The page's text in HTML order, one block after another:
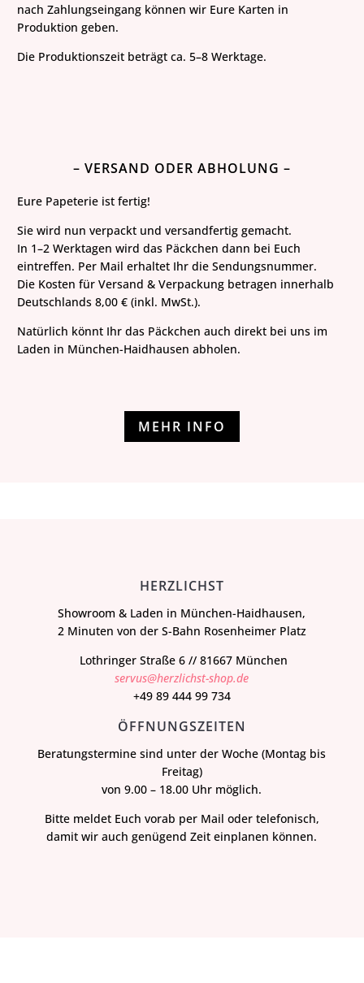
nach Zahlungseingang können wir Eure Karten in
Produktion geben.
Die Produktionszeit beträgt ca. 5–8 Werktage.
– VERSAND ODER ABHOLUNG –
Eure Papeterie ist fertig!
Sie wird nun verpackt und versandfertig gemacht.
In 1–2 Werktagen wird das Päckchen dann bei Euch
eintreffen. Per Mail erhaltet Ihr die Sendungsnummer.
Die Kosten für Versand & Verpackung betragen innerhalb
Deutschlands 8,00 € (inkl. MwSt.).
Natürlich könnt Ihr das Päckchen auch direkt bei uns im
Laden in München-Haidhausen abholen.
MEHR INFO
HERZLICHST
Showroom & Laden in München-Haidhausen,
2 Minuten von der S-Bahn Rosenheimer Platz
Lothringer Straße 6 // 81667 München
servus@herzlichst-shop.de
+49 89 444 99 734
ÖFFNUNGSZEITEN
Beratungstermine sind unter der Woche (Montag bis
Freitag)
von 9.00 – 18.00 Uhr möglich.
Bitte meldet Euch vorab per Mail oder telefonisch,
damit wir auch genügend Zeit einplanen können.